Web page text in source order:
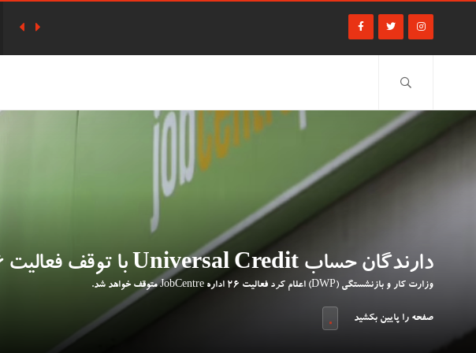
دارندگان حساب Universal Credit با توقف فعالیت 26 اداره JobCentre روبه رو می شوند
وزارت کار و بازنشستگی (DWP) اعلام کرد فعالیت 26 اداره JobCentre متوقف خواهد شد.
صفحه را پایین بکشید